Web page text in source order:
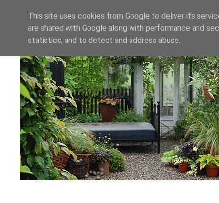
This site uses cookies from Google to deliver its
are shared with Google along with performance and
statistics, and to detect and address abuse.